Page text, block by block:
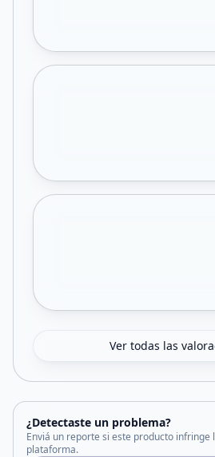
Ver todas las
¿Detectaste un problema?
Enviá un reporte si este producto infringe
plataforma.